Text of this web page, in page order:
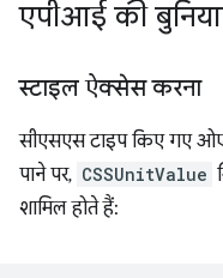
एपीआई की
स्टाइल ऐक्सेस करना
सीएसएस टाइप किए गए
पाने पर, CSSUnitValue
शामिल होते हैं: